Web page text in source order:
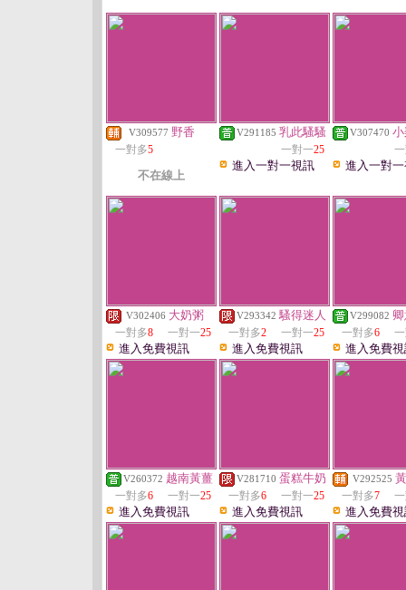
V309577 野香
一對多5
不在線上
V291185 乳此騷騷
一對一25
進入一對一視訊
V307470
進入一對
V302406 大奶粥
一對多8 一對一25
進入免費視訊
V293342 騷得迷人
一對多2 一對一25
進入免費視訊
V299082
一對多6
進入免費
V260372 越南黃薑
一對多6 一對一25
進入免費視訊
V281710 蛋糕牛奶
一對多6 一對一25
進入免費視訊
V292525
一對多7
進入免費